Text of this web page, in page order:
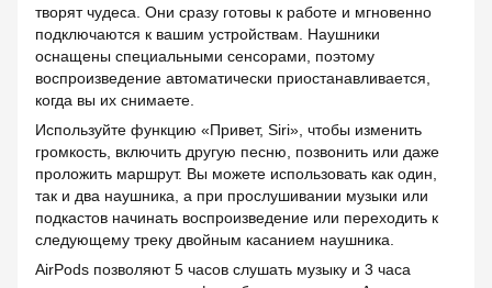
творят чудеса. Они сразу готовы к работе и мгновенно
подключаются к вашим устройствам. Наушники
оснащены специальными сенсорами, поэтому
воспроизведение автоматически приостанавливается,
когда вы их снимаете.
Используйте функцию «Привет, Siri», чтобы изменить
громкость, включить другую песню, позвонить или даже
проложить маршрут. Вы можете использовать как один,
так и два наушника, а при прослушивании музыки или
подкастов начинать воспроизведение или переходить к
следующему треку двойным касанием наушника.
AirPods позволяют 5 часов слушать музыку и 3 часа